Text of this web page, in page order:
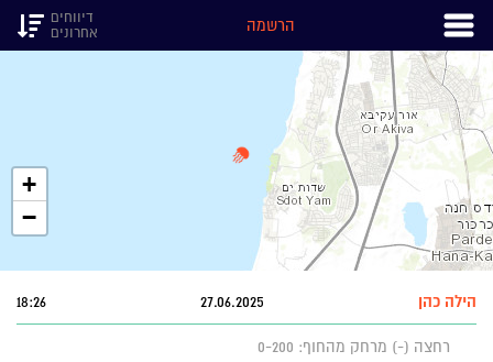
הרשמה
דיווחים
אחרונים
+
−
הילה כהן 27.06.2025
18:26
רחצה (-) מרחק מהחוף: 0-200